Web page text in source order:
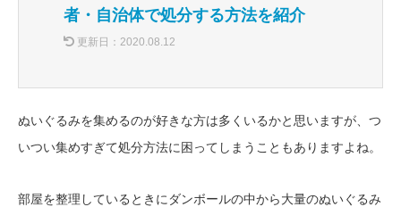
者・自治体で処分する方法を紹介
更新日： 2020.08.12
ぬいぐるみを集めるのが好きな方は多くいるかと思いますが、つ
いつい集めすぎて処分方法に困ってしまうこともありますよね。
部屋を整理しているときにダンボールの中から大量のぬいぐるみ